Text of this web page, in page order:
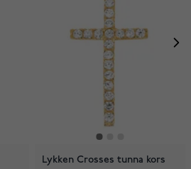
Lykken Crosses tunna kors